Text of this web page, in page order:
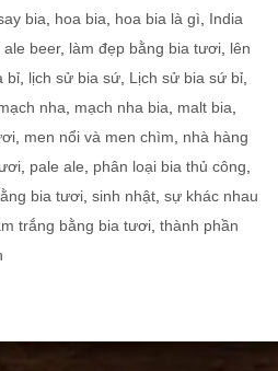
bia, hoa bia, hoa bia là gì, India
ale beer, làm đẹp bằng bia tươi, lên
bỉ, lịch sử bia sứ, Lịch sử bia sứ bỉ,
nha, mạch nha bia, malt bia,
, men nổi và men chìm, nhà hàng
, pale ale, phân loại bia thủ công,
bia tươi, sinh nhật, sự khác nhau
trắng bằng bia tươi, thành phần